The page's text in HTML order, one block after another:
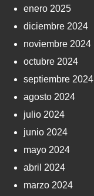
enero 2025
diciembre 2024
noviembre 2024
octubre 2024
septiembre 2024
agosto 2024
julio 2024
junio 2024
mayo 2024
abril 2024
marzo 2024